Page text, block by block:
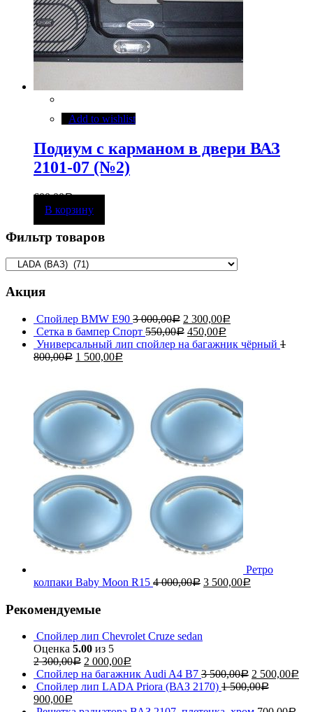
Add to wishlist
Подиум с карманом в двери ВАЗ
2101-07 (№2)
600,00Р
В корзину
Фильтр товаров
Акция
Спойлер BMW E90 3 000,00Р 2 300,00Р
Сетка в бампер Спорт 550,00Р 450,00Р
Универсальный лип спойлер на багажник чёрный 1
800,00Р 1 500,00Р
Ретро
колпаки Baby Moon R15 4 000,00Р 3 500,00Р
Рекомендуемые
Спойлер лип Chevrolet Cruze sedan
Оценка 5.00 из 5
2 300,00Р 2 000,00Р
Спойлер на багажник Audi A4 B7 3 500,00Р 2 500,00Р
Спойлер лип LADA Priora (ВАЗ 2170) 1 500,00Р
900,00Р